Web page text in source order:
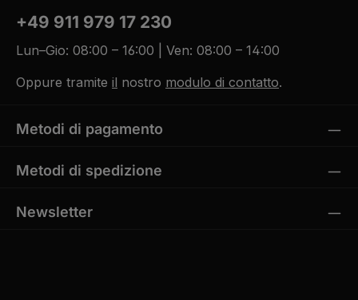
+49 911 979 17 230
Lun–Gio: 08:00 – 16:00 | Ven: 08:00 – 14:00
Oppure tramite il nostro modulo di contatto.
Metodi di pagamento
Metodi di spedizione
Newsletter